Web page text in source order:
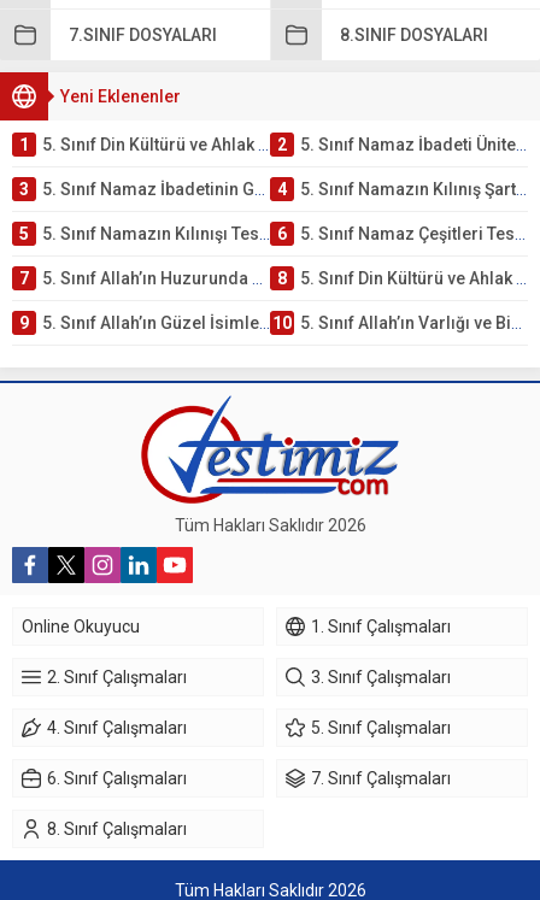
7.SINIF DOSYALARI 8.SINIF DOSYALARI
Yeni Eklenenler
1 5. Sınıf Din Kültürü ve Ahlak Bilgisi 2. Ünite: Namaz İbadeti Çalışmaları 2 5. Sınıf Namaz İbadeti Ünite Testi – Online Çöz
3 5. Sınıf Namaz İbadetinin Getirdiği Faydalar Testi 4 5. Sınıf Namazın Kılınış Şartları Testi
5 5. Sınıf Namazın Kılınışı Testi – Online Çöz 6 5. Sınıf Namaz Çeşitleri Testi – Online Çöz
7 5. Sınıf Allah’ın Huzurunda Olmak – Namaz İbadeti Testi 8 5. Sınıf Din Kültürü ve Ahlak Bilgisi 1. Ünite: Allah İnancı Çalışmaları
9 5. Sınıf Allah’ın Güzel İsimleri Testi – Online Çöz 10 5. Sınıf Allah’ın Varlığı ve Birliği Testi – Online Çöz
Tüm Hakları Saklıdır 2026
Online Okuyucu 1. Sınıf Çalışmaları
2. Sınıf Çalışmaları 3. Sınıf Çalışmaları
4. Sınıf Çalışmaları 5. Sınıf Çalışmaları
6. Sınıf Çalışmaları 7. Sınıf Çalışmaları
8. Sınıf Çalışmaları
Tüm Hakları Saklıdır 2026